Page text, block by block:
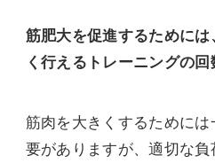
筋肥大を促進するために
く行えるトレーニングの回
筋肉を大きくするために
要がありますが、適切な